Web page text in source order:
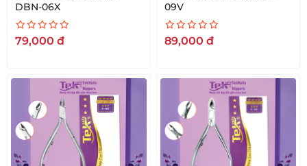
DBN-06X
79,000 đ
09V
89,000 đ